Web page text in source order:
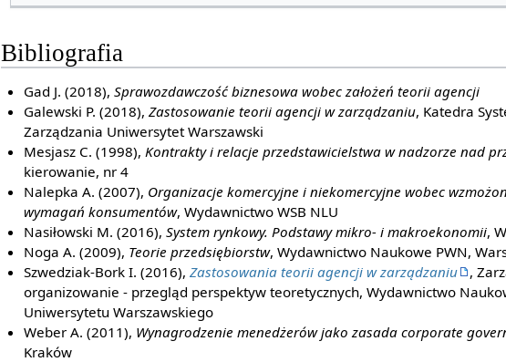
Bibliografia
Gad J. (2018), Sprawozdawczość biznesowa wobec założeń teorii agencji
Galewski P. (2018), Zastosowanie teorii agencji w zarządzaniu, Katedra
Zarządzania Uniwersytet Warszawski
Mesjasz C. (1998), Kontrakty i relacje przedstawicielstwa w nadzorze nad
kierowanie, nr 4
Nalepka A. (2007), Organizacje komercyjne i niekomercyjne wobec
wymagań konsumentów, Wydawnictwo WSB NLU
Nasiłowski M. (2016), System rynkowy. Podstawy mikro- i makroekonomii,
Noga A. (2009), Teorie przedsiębiorstw, Wydawnictwo Naukowe PWN,
Szwedziak-Bork I. (2016), Zastosowania teorii agencji w zarządzaniu
,
organizowanie - przegląd perspektyw teoretycznych, Wydawnictwo
Uniwersytetu Warszawskiego
Weber A. (2011), Wynagrodzenie menedżerów jako zasada corporate
Kraków